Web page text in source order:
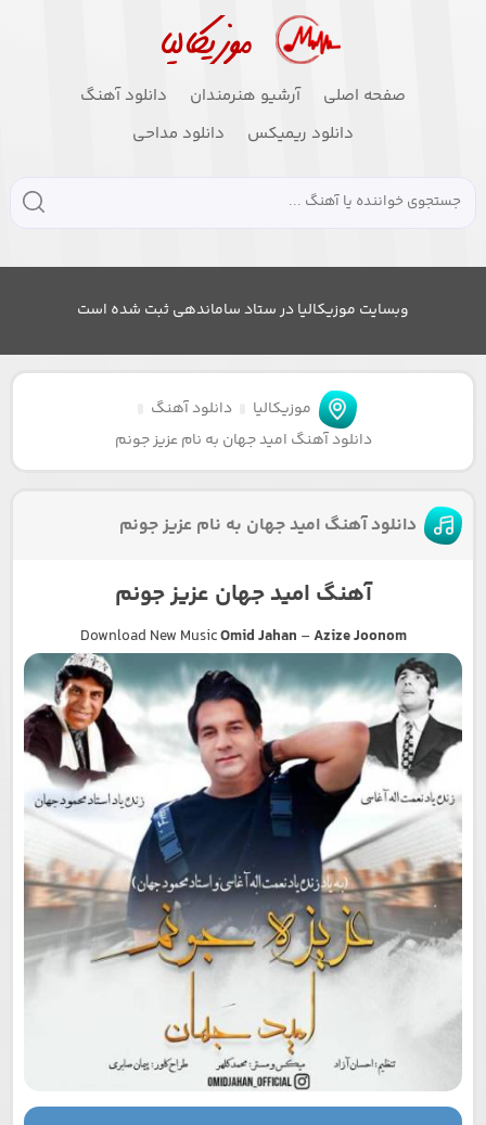
صفحه اصلی آرشیو هنرمندان
دانلود آهنگ
دانلود ریمیکس
دانلود مداحی
وبسایت موزیکالیا در ستاد ساماندهی ثبت شده است
موزیکالیا
دانلود آهنگ
دانلود آهنگ امید جهان به نام عزیز جونم
دانلود آهنگ امید جهان به نام عزیز جونم
آهنگ امید جهان عزیز جونم
Download New MusicOmid Jahan –Azize Joonom